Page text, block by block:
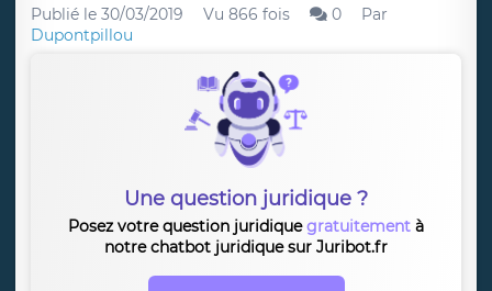
Publié le 30/03/2019 Vu 866 fois 0
Par
Dupontpillou
Une question juridique ?
Posez votre question juridiquegratuitement à
notre chatbot juridique sur Juribot.fr